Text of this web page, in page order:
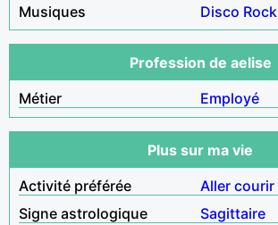
Musiques
Disco Rock
Profession de aelise
Métier
Employé
Plus sur ma vie
Activité préférée
Aller courir
Signe astrologique
Sagittaire